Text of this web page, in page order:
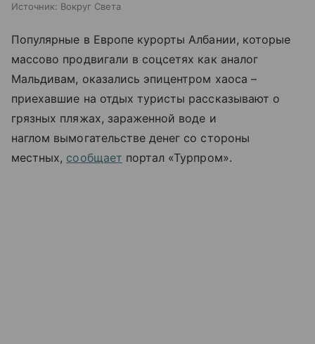
Источник: Вокруг Света
Популярные в Европе курорты Албании, которые
массово продвигали в соцсетях как аналог
Мальдивам, оказались эпицентром хаоса –
приехавшие на отдых туристы рассказывают о
грязных пляжах, зараженной воде и
наглом вымогательстве денег со стороны
местных, сообщает портал «Турпром».